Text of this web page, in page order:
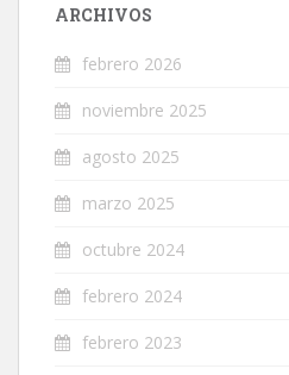
ARCHIVOS
febrero 2026
noviembre 2025
agosto 2025
marzo 2025
octubre 2024
febrero 2024
febrero 2023